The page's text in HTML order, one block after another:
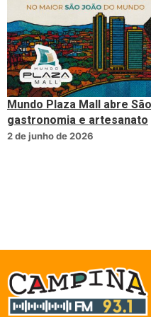
Mundo Plaza Mall abre
gastronomia e artesanato
2 de junho de 2026